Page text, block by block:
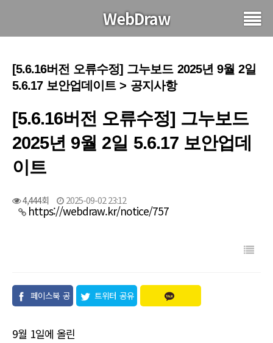
WebDraw
[5.6.16버전 오류수정] 그누보드 2025년 9월 2일
5.6.17 보안업데이트 > 공지사항
[5.6.16버전 오류수정] 그누보드
2025년 9월 2일 5.6.17 보안업데
이트
4,444회 2025-09-02 23:12
https://webdraw.kr/notice/757
페이스북 공
트위터 공유
9월 1일에 올린